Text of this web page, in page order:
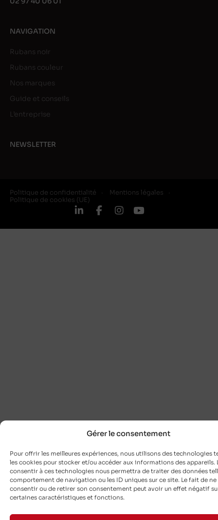
Gérer le consentement
Pour offrir les meilleures expériences, nous utilisons des technologies
les cookies pour stocker et/ou accéder aux informations des appareils.
consentir à ces technologies nous permettra de traiter des données
comportement de navigation ou les ID uniques sur ce site. Le fait de ne
consentir ou de retirer son consentement peut avoir un effet négatif
certaines caractéristiques et fonctions.
NAVIGATION
Rubans noir
Rubans couleur
Nos marques
Guide et conseils
L’entreprise
NEWSLETTER
Politique de confidentialité
Mentions légales
Politique de cookies (UE)